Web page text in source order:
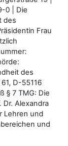
0 | Die
des
Frau
des
D-55116
§ 7 TMG: Die
Dr. Alexandra
Lehren und
und